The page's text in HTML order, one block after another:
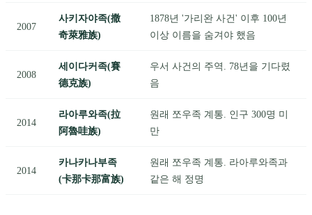
2007
사키자야족(撒
奇萊雅族)
1878년 '가리완 사건' 이후 100년
이상 이름을 숨겨야 했음
2008
세이다커족(賽
德克族)
우서 사건의 주역. 78년을 기다렸
음
2014
라아루와족(拉
阿魯哇族)
원래 쪼우족 계통. 인구 300명 미
만
2014
카나카나부족
(卡那卡那富族)
원래 쪼우족 계통. 라아루와족과
같은 해 정명